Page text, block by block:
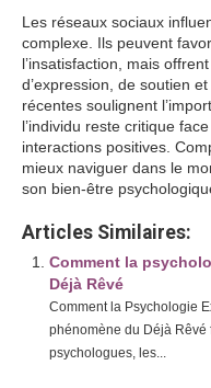
Les réseaux sociaux
complexe. Ils peuvent
l’insatisfaction, mais
d’expression, de soutien
récentes soulignent
l’individu reste critique
interactions positives.
mieux naviguer dans le
son bien-être
Articles Similaires:
Comment la
Déjà Rêvé
Comment la Psychologie
phénomène du Déjà
psychologues, les...